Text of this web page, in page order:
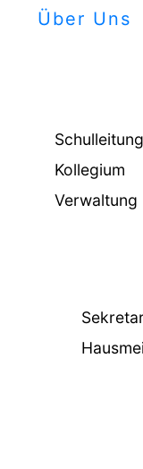
Über Uns
Schulleitung
Kollegium
Verwaltung